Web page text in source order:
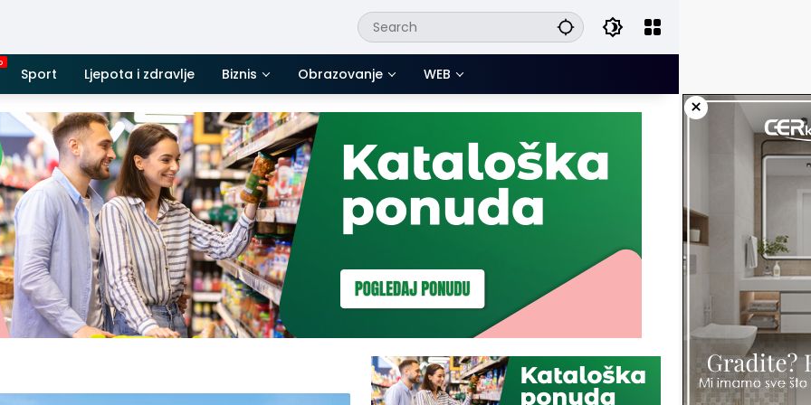
Sport Ljepota i zdravlje Biznis Obrazovanje WEB
×